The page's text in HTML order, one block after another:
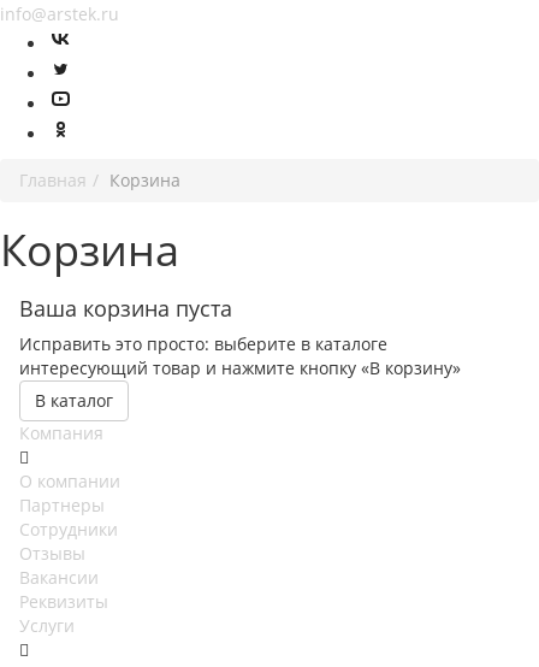
info@arstek.ru
Главная Корзина
Корзина
Ваша корзина пуста
Исправить это просто: выберите в каталоге
интересующий товар и нажмите кнопку «В корзину»
В каталог
Компания
О компании
Партнеры
Сотрудники
Отзывы
Вакансии
Реквизиты
Услуги